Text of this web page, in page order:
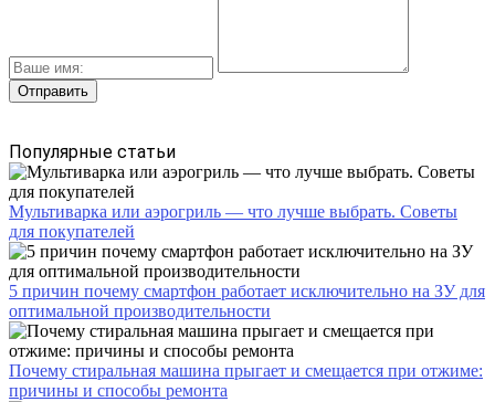
Популярные статьи
Мультиварка или аэрогриль — что лучше выбрать. Советы
для покупателей
5 причин почему смартфон работает исключительно на ЗУ для
оптимальной производительности
Почему стиральная машина прыгает и смещается при отжиме:
причины и способы ремонта